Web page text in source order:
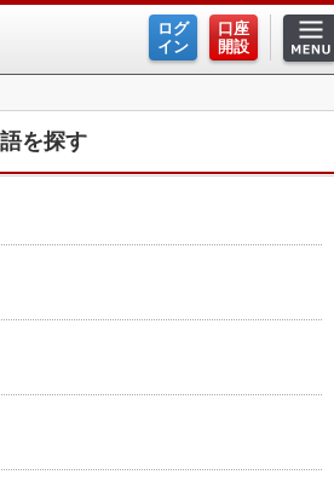
ログ
イン
口座
開設
を探す